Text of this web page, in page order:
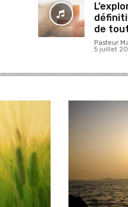
de
Pasteur
5 juillet